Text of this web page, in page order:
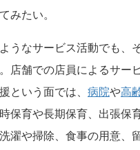
みたい。
うなサービス活動でも、
店舗での店員によるサー
という面では、 病院や高
保育や長期保育、出張保
濯や掃除、食事の用意、